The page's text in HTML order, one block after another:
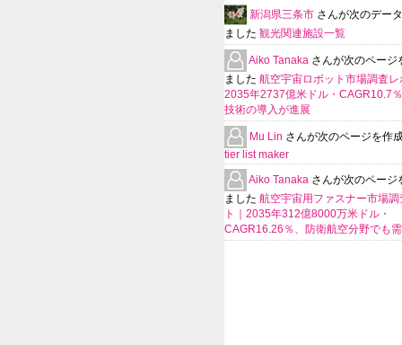
新潟県三条市 さんが次のデー
ました 観光関連施設一覧
Aiko Tanaka さんが次のページ
ました 航空宇宙ロボット市場調査レ
2035年2737億米ドル・CAGR10.7
技術の導入が進展
Mu Lin さんが次のページを作
tier list maker
Aiko Tanaka さんが次のページ
ました 航空宇宙用ファスナー市場調
ト｜2035年312億8000万米ドル・
CAGR16.26％、防衛航空分野でも